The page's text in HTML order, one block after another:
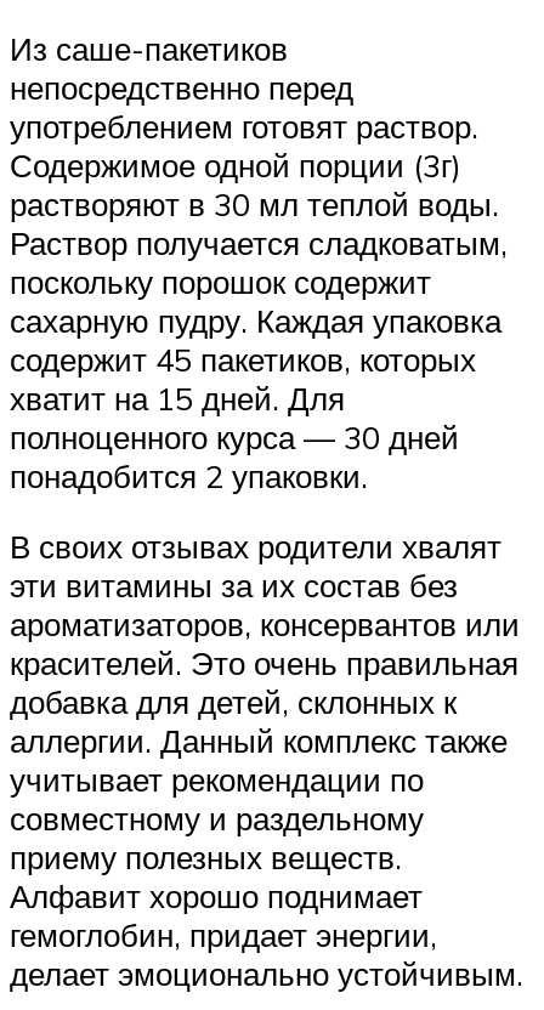
Из саше-пакетиков
непосредственно перед
употреблением готовят раствор.
Содержимое одной порции (3г)
растворяют в 30 мл теплой воды.
Раствор получается сладковатым,
поскольку порошок содержит
сахарную пудру. Каждая упаковка
содержит 45 пакетиков, которых
хватит на 15 дней. Для
полноценного курса — 30 дней
понадобится 2 упаковки.
В своих отзывах родители хвалят
эти витамины за их состав без
ароматизаторов, консервантов или
красителей. Это очень правильная
добавка для детей, склонных к
аллергии. Данный комплекс также
учитывает рекомендации по
совместному и раздельному
приему полезных веществ.
Алфавит хорошо поднимает
гемоглобин, придает энергии,
делает эмоционально устойчивым.